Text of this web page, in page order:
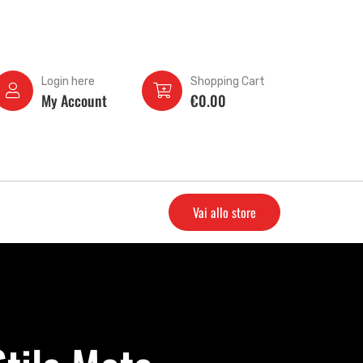
Login here
My Account
Shopping Cart
€0.00
Vai allo store